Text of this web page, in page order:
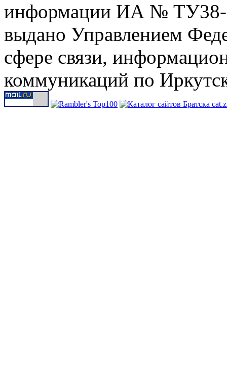
информации ИА № ТУ38-
выдано Управлением
сфере связи,
коммуникаций по